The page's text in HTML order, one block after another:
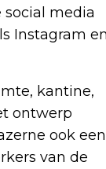
media
Instagram en
kantine,
ontwerp
ook een
van de